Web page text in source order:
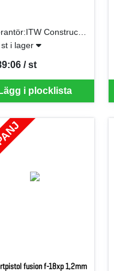
st i lager
Lägg i plocklista
/ st
ST
fusion f-18xp 1,2mm